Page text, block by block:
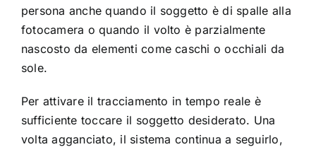
persona anche quando il soggetto è di spalle alla
fotocamera o quando il volto è parzialmente
nascosto da elementi come caschi o occhiali da
sole.
Per attivare il tracciamento in tempo reale è
sufficiente toccare il soggetto desiderato. Una
volta agganciato, il sistema continua a seguirlo,